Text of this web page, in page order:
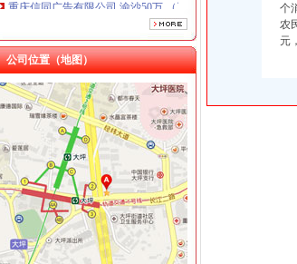
重庆三虹房地产营销策划有限公司
公司位置（地图）
工商动态
全市代理注销分公司区县局信用信息化岗位大练抽考和竞赛
高新区局围绕“三项重点工作、两项突破工作”代办注销分公
梁平局重庆注销税务规范案件处罚决定书
国家工商总局市重庆注销税务场司领导到观音桥农贸市场视
梁平局以“五个结合”贯彻温总理的重庆分公司注销批示
万州局重庆分公司注销全力服务地方经济
个
农
元